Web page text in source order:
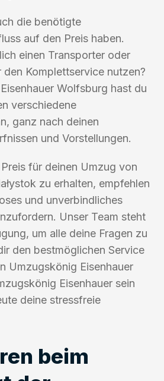
die benötigte
auf den Preis haben.
einen Transporter oder
Komplettservice nutzen?
Wolfsburg hast du
verschiedene
ganz nach deinen
und Vorstellungen.
für deinen Umzug von
zu erhalten, empfehlen
und unverbindliches
Unser Team steht
um alle deine Fragen zu
den bestmöglichen Service
Umzugskönig Eisenhauer
Eisenhauer sein
deine stressfreie
beim